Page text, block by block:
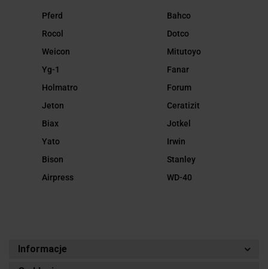
Pferd
Rocol
Weicon
Yg-1
Holmatro
Jeton
Biax
Yato
Bison
Airpress
Bahco
Dotco
Mitutoyo
Fanar
Forum
Ceratizit
Jotkel
Irwin
Stanley
WD-40
Informacje